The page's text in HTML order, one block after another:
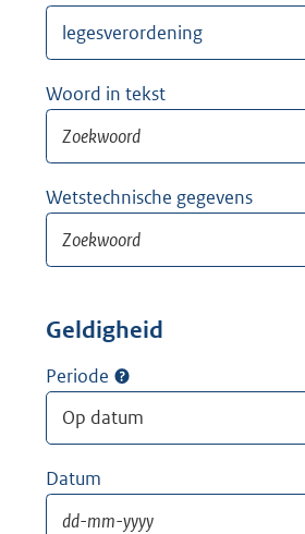
Woord in tekst
Wetstechnische gegevens
Geldigheid
Periode
Datum